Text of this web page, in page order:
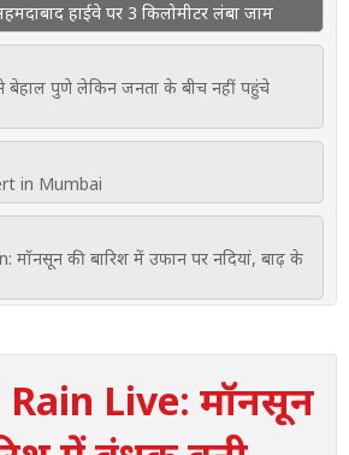
हाईवे पर 3 किलोमीटर लंबा जाम
बेहाल पुणे लेकिन जनता के बीच नहीं पहुंचे
in Mumbai
की बारिश में उफान पर नदियां, बाढ़ के
गिरी दो मंजिला इमारत
मुंबई में बारिश का रेड अलर्ट, स्कूल-कॉलेज
Live: मॉनसून